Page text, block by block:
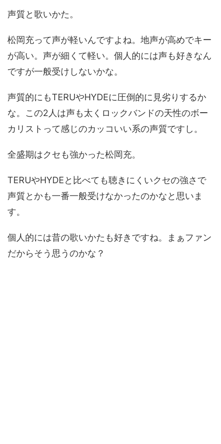
声質と歌いかた。
松岡充って声が軽いんですよね。地声が高めでキー
が高い。声が細くて軽い。個人的には声も好きなん
ですが一般受けしないかな。
声質的にもTERUやHYDEに圧倒的に見劣りするか
な。この2人は声も太くロックバンドの天性のボー
カリストって感じのカッコいい系の声質ですし。
全盛期はクセも強かった松岡充。
TERUやHYDEと比べても聴きにくいクセの強さで
声質とかも一番一般受けなかったのかなと思いま
す。
個人的には昔の歌いかたも好きですね。まぁファン
だからそう思うのかな？